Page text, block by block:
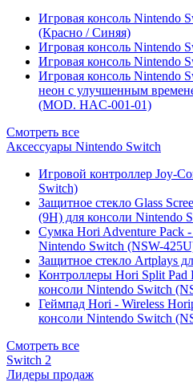
Игровая консоль Nintendo
(Красно / Синяя)
Игровая консоль Nintendo
Игровая консоль Nintendo
Игровая консоль Nintendo
неон с улучшенным
(MOD. HAC-001-01)
Смотреть все
Аксессуары Nintendo Switch
Игровой контроллер Joy-
Switch)
Защитное стекло Glass
(9H) для консоли Nintendo
Сумка Hori Adventure Pack
Nintendo Switch (NSW-
Защитное стекло Artplays
Контроллеры Hori Split Pad
консоли Nintendo Switch
Геймпад Hori - Wireless
консоли Nintendo Switch
Смотреть все
Switch 2
Лидеры продаж